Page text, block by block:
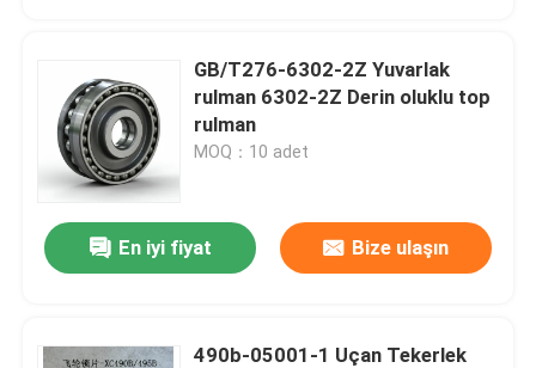
GB/T276-6302-2Z Yuvarlak
rulman 6302-2Z Derin oluklu top
rulman
MOQ：10 adet
En iyi fiyat Bize ulaşın
490b-05001-1 Uçan Tekerlek